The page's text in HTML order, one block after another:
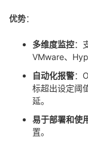
博
客
的
论
我
的
我
优势：
多维度监控：
VMware、
自动化报警：
标超出设定阈
延。
易于部署和使
置。